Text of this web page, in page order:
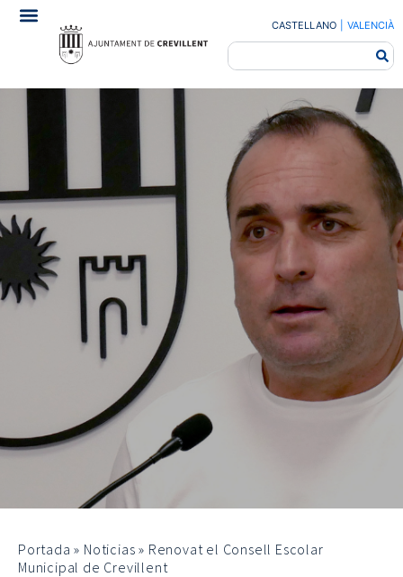
CASTELLANO VALENCIÀ
Portada » Noticias » Renovat el Consell Escolar
Municipal de Crevillent